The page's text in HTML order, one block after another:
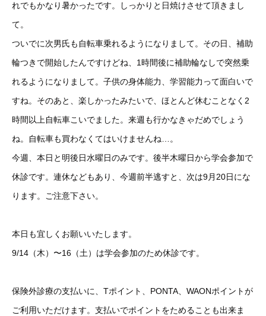
れでもかなり暑かったです。しっかりと日焼けさせて頂きまし
て。
ついでに次男氏も自転車乗れるようになりまして。その日、補助
輪つきで開始したんですけどね、1時間後に補助輪なしで突然乗
れるようになりまして。子供の身体能力、学習能力って面白いで
すね。そのあと、楽しかったみたいで、ほとんど休むことなく2
時間以上自転車こいでました。来週も行かなきゃだめでしょう
ね。自転車も買わなくてはいけませんね…。
今週、本日と明後日水曜日のみです。後半木曜日から学会参加で
休診です。連休などもあり、今週前半逃すと、次は9月20日にな
ります。ご注意下さい。
本日も宜しくお願いいたします。
9/14（木）〜16（土）は学会参加のため休診です。
保険外診療の支払いに、Tポイント、PONTA、WAONポイントが
ご利用いただけます。支払いでポイントをためることも出来ま